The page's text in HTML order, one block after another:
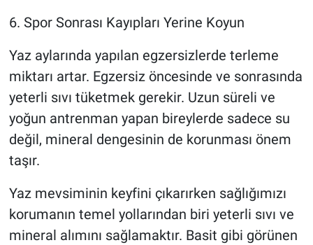
6. Spor Sonrası Kayıpları Yerine Koyun
Yaz aylarında yapılan egzersizlerde terleme
miktarı artar. Egzersiz öncesinde ve sonrasında
yeterli sıvı tüketmek gerekir. Uzun süreli ve
yoğun antrenman yapan bireylerde sadece su
değil, mineral dengesinin de korunması önem
taşır.
Yaz mevsiminin keyfini çıkarırken sağlığımızı
korumanın temel yollarından biri yeterli sıvı ve
mineral alımını sağlamaktır. Basit gibi görünen